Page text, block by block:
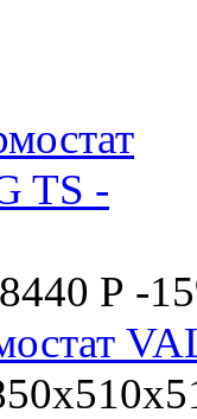
Р -